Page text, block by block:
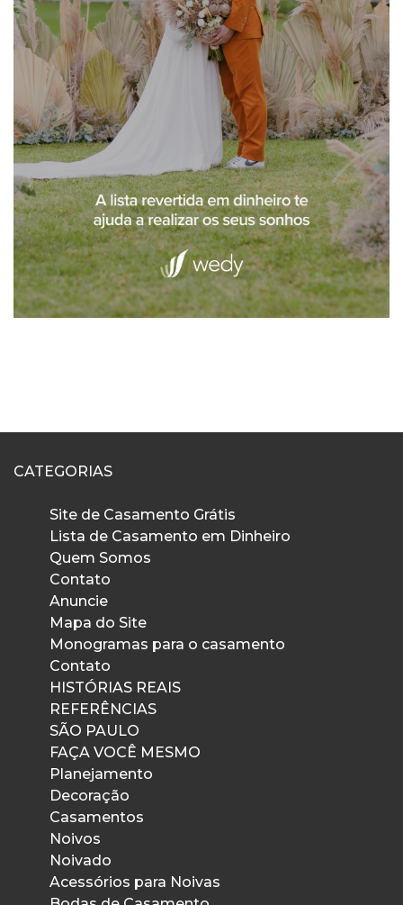
CATEGORIAS
Site de Casamento Grátis
Lista de Casamento em Dinheiro
Quem Somos
Contato
Anuncie
Mapa do Site
Monogramas para o casamento
Contato
HISTÓRIAS REAIS
REFERÊNCIAS
SÃO PAULO
FAÇA VOCÊ MESMO
Planejamento
Decoração
Casamentos
Noivos
Noivado
Acessórios para Noivas